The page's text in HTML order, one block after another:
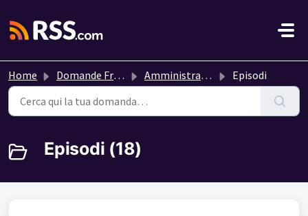
Home Domande Frequenti (FAQ) Amministra il tuo podcast Episodi
Episodi (18)